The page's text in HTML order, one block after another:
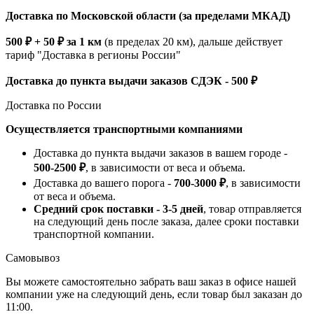
Доставка по Московской области (за пределами МКАД)
500 ₽ + 50 ₽ за 1 км (в пределах 20 км), дальше действует
тариф "Доставка в регионы России"
Доставка до пункта выдачи заказов СДЭК - 500 ₽
Доставка по России
Осуществляется транспортными компаниями
Доставка до пункта выдачи заказов в вашем городе -
500-2500 ₽, в зависимости от веса и объема.
Доставка до вашего порога - 700-3000 ₽, в зависимости
от веса и объема.
Средний срок поставки - 3-5 дней, товар отправляется
на следующий день после заказа, далее сроки поставки
транспортной компании.
Самовывоз
Вы можете самостоятельно забрать ваш заказ в офисе нашей
компании уже на следующий день, если товар был заказан до
11:00.